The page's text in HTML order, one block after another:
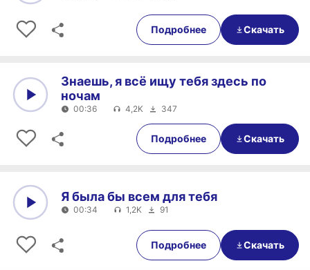
00:33
Подробнее Скачать
00:36
Знаешь, я всё ищу тебя здесь по
ночам
00:36 4,2K 347
Подробнее Скачать
00:34
Я была бы всем для тебя
00:34 1,2K 91
Подробнее Скачать